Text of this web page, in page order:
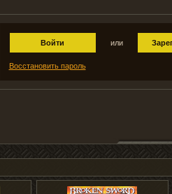
Войти или
Восстановить пароль